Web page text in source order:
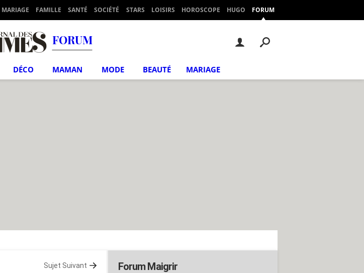
MARIAGE FAMILLE SANTÉ SOCIÉTÉ STARS LOISIRS HOROSCOPE HUGO FORUM
FORUM
DÉCO MAMAN MODE BEAUTÉ MARIAGE
Sujet Suivant Forum Maigrir